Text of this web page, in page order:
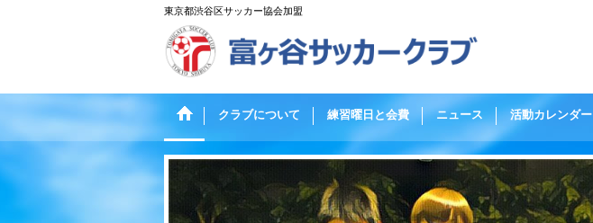
東京都渋谷区サッカー協会加盟
クラブについて 練習曜日と会費 ニュース 活動カレンダー